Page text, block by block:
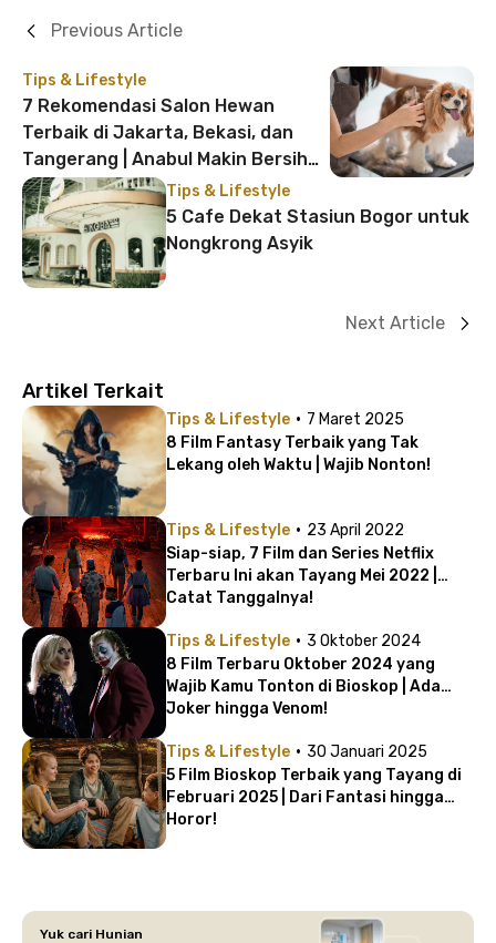
Tips & Lifestyle
7 Rekomendasi Salon Hewan
Terbaik di Jakarta, Bekasi, dan
Tangerang | Anabul Makin Bersih
dan Terawat!
Previous Article
Tips & Lifestyle
5 Cafe Dekat Stasiun Bogor untuk
Nongkrong Asyik
Next Article
Artikel Terkait
Tips & Lifestyle · 7 Maret 2025
8 Film Fantasy Terbaik yang Tak
Lekang oleh Waktu | Wajib Nonton!
Tips & Lifestyle · 23 April 2022
Siap-siap, 7 Film dan Series Netflix
Terbaru Ini akan Tayang Mei 2022 |
Catat Tanggalnya!
Tips & Lifestyle · 3 Oktober 2024
8 Film Terbaru Oktober 2024 yang
Wajib Kamu Tonton di Bioskop | Ada
Joker hingga Venom!
Tips & Lifestyle · 30 Januari 2025
5 Film Bioskop Terbaik yang Tayang di
Februari 2025 | Dari Fantasi hingga
Horor!
Yuk cari Hunian